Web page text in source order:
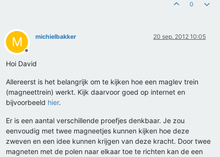
0
M
Offline
michielbakker 20 sep. 2012 10:05
Hoi David
Allereerst is het belangrijk om te kijken hoe een maglev trein
(magneettrein) werkt. Kijk daarvoor goed op internet en
bijvoorbeeld hier.
Er is een aantal verschillende proefjes denkbaar. Je zou
eenvoudig met twee magneetjes kunnen kijken hoe deze
zweven en een idee kunnen krijgen van deze kracht. Door twee
magneten met de polen naar elkaar toe te richten kan de een